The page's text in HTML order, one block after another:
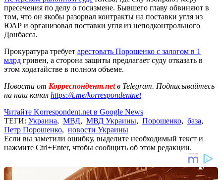
пресечения по делу о госизмене. Бывшего главу обвиняют в
том, что он якобы разорвал контракты на поставки угля из
ЮАР и организовал поставки угля из неподконтрольного
Донбасса.
Прокуратура требует арестовать Порошенко с залогом в 1
млрд гривен, а сторона защиты предлагает суду отказать в
этом ходатайстве в полном объеме.
Новости от Корреспондент.netв Telegram. Подписывайтесь
на наш канал https://t.me/korrespondentnet
Читайте Korrespondent.net в Google News
ТЕГИ: Украина, МВД, МВД Украины, Порошенко, база,
Петр Порошенко, новости Украины
Если вы заметили ошибку, выделите необходимый текст и
нажмите Ctrl+Enter, чтобы сообщить об этом редакции.